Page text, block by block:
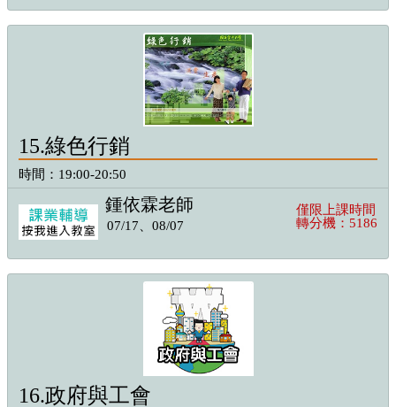
15.綠色行銷
時間：19:00-20:50
鍾依霖老師
僅限上課時間
轉分機：5186
07/17、08/07
16.政府與工會